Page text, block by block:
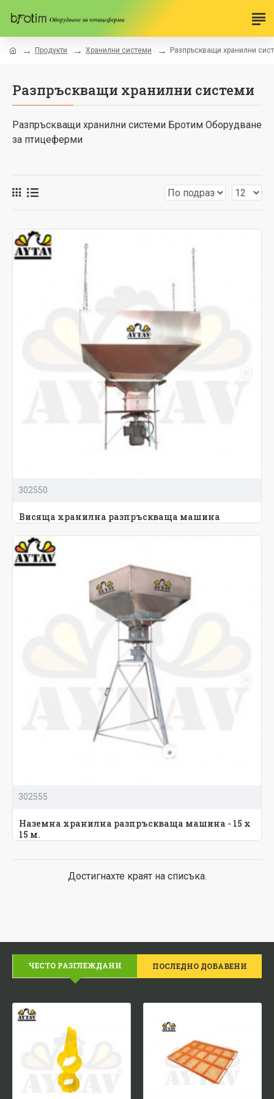
Продукти Хранилни системи Разпръскващи хранилни
Разпръскващи хранилни системи
Разпръскващи хранилни системи Бротим Оборудване
за птицеферми
302550
Висяща хранилна разпръскваща машина
302555
Наземна хранилна разпръскваща машина - 15 х
15 м.
Достигнахте краят на списъка.
ЧЕСТО РАЗГЛЕЖДАНИ ПОСЛЕДНО ДОБАВЕНИ